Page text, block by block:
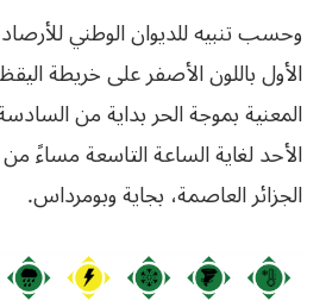
وحسب تنبيه للديوان الوطني
الأول باللون الأصفر على خريطة
المعنية بموجة الحر بداية من
الأحد لغاية الساعة التاسعة مساءً
الجزائر العاصمة، بجاية وبومرداس.